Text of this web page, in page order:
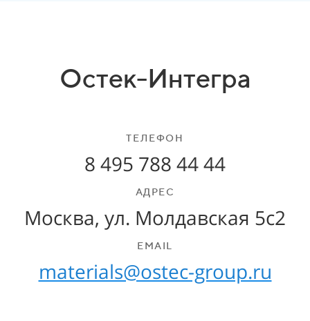
Остек-Интегра
ТЕЛЕФОН
8 495 788 44 44
АДРЕС
Москва, ул. Молдавская 5с2
EMAIL
materials@ostec-group.ru